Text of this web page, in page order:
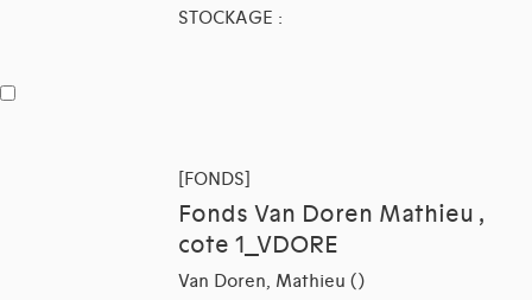
STOCKAGE :
[FONDS]
Fonds Van Doren Mathieu ,
cote 1_VDORE
Van Doren, Mathieu ()